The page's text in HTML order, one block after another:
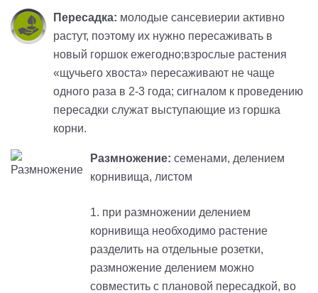
Пересадка: молодые сансевиерии активно
растут, поэтому их нужно пересаживать в
новый горшок ежегодно;взрослые растения
«щучьего хвоста» пересаживают не чаще
одного раза в 2-3 года; сигналом к проведению
пересадки служат выступающие из горшка
корни.
Размножение: семенами, делением
корнивища, листом
1. при размножении делением
корнивища необходимо растение
разделить на отдельные розетки,
размножение делением можно
совместить с плановой пересадкой, во